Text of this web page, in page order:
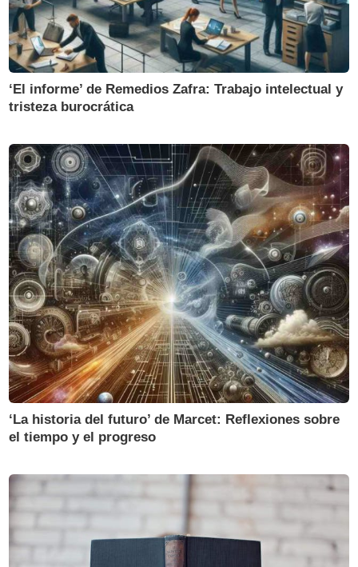
‘El informe’ de Remedios Zafra: Trabajo intelectual y
tristeza burocrática
‘La historia del futuro’ de Marcet: Reflexiones sobre
el tiempo y el progreso